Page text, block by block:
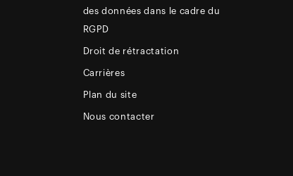
des données dans le cadre du
RGPD
Droit de rétractation
Carrières
Plan du site
Nous contacter